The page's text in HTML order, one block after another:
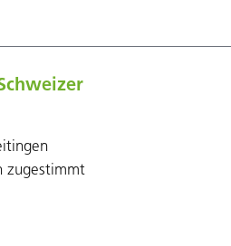
zugestimmt